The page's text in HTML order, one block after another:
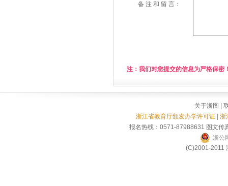
备 注 和 留 言：
注：我们对您提交的信息为严格保密
关于浙图 |
浙江省教育厅颁发办学许可证 |
报名热线：0571-87988631 图文传
浙公
(C)2001-2011